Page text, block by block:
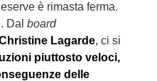
è rimasta ferma.
Dal board
Lagarde, ci si
piuttosto veloci,
delle